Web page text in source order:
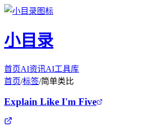
小目录
首页AI资讯AI工具库
首页/标签/简单类比
Explain Like I'm Five